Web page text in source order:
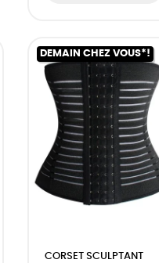
DEMAIN CHEZ VOUS*!
CORSET SCULPTANT